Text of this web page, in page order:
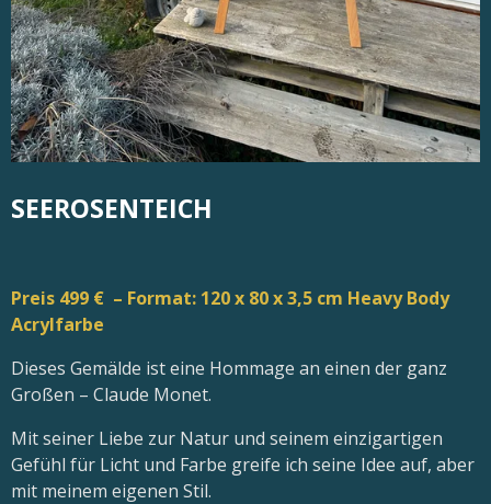
SEEROSENTEICH
Preis 499 € – Format: 120 x 80 x 3,5 cm Heavy Body
Acrylfarbe
Dieses Gemälde ist eine Hommage an einen der ganz
Großen – Claude Monet.
Mit seiner Liebe zur Natur und seinem einzigartigen
Gefühl für Licht und Farbe greife ich seine Idee auf, aber
mit meinem eigenen Stil.